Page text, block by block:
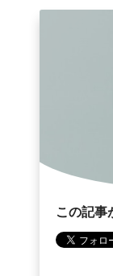
この記事